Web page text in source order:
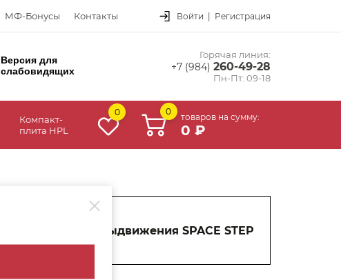
МФ-Бонусы Контакты Войти | Регистрация
Версия для
слабовидящих
Горячая линия:
+7 (984) 260-49-28
Пн-Пт: 09-18
Компакт-
плита HPL
0 0
товаров на сумму:
0 ₽
Система выдвижения SPACE STEP